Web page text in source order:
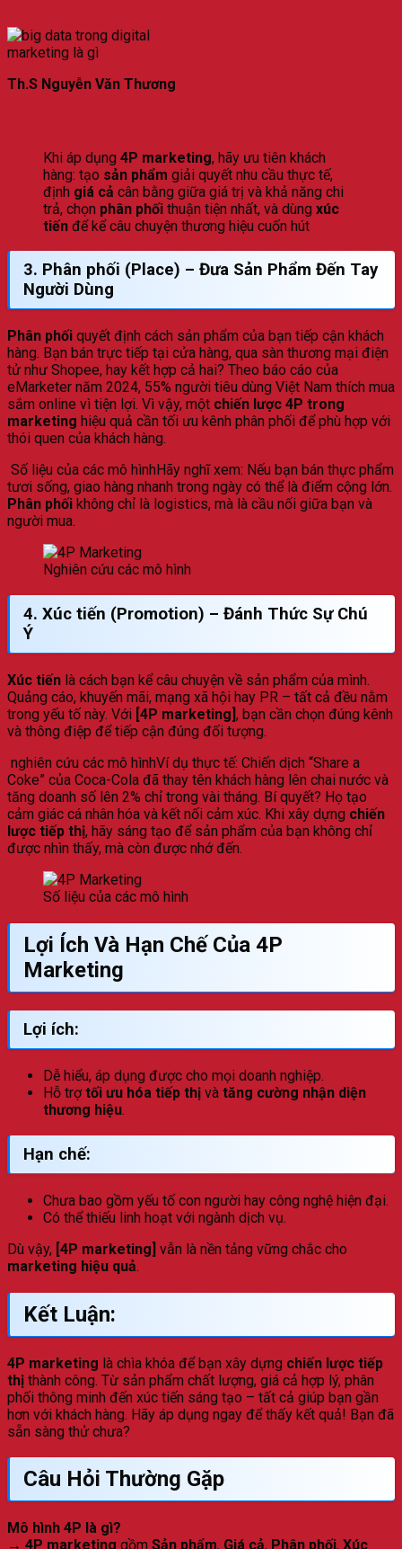
Th.S Nguyễn Văn Thương
Khi áp dụng 4P marketing, hãy ưu tiên khách
hàng: tạo sản phẩm giải quyết nhu cầu thực tế,
định giá cả cân bằng giữa giá trị và khả năng chi
trả, chọn phân phối thuận tiện nhất, và dùng xúc
tiến để kể câu chuyện thương hiệu cuốn hút
3. Phân phối (Place) – Đưa Sản Phẩm Đến Tay
Người Dùng
Phân phối quyết định cách sản phẩm của bạn tiếp cận khách
hàng. Bạn bán trực tiếp tại cửa hàng, qua sàn thương mại điện
tử như Shopee, hay kết hợp cả hai? Theo báo cáo của
eMarketer năm 2024, 55% người tiêu dùng Việt Nam thích mua
sắm online vì tiện lợi. Vì vậy, một chiến lược 4P trong
marketing hiệu quả cần tối ưu kênh phân phối để phù hợp với
thói quen của khách hàng.
Số liệu của các mô hìnhHãy nghĩ xem: Nếu bạn bán thực phẩm
tươi sống, giao hàng nhanh trong ngày có thể là điểm cộng lớn.
Phân phối không chỉ là logistics, mà là cầu nối giữa bạn và
người mua.
Nghiên cứu các mô hình
4. Xúc tiến (Promotion) – Đánh Thức Sự Chú
Ý
Xúc tiến là cách bạn kể câu chuyện về sản phẩm của mình.
Quảng cáo, khuyến mãi, mạng xã hội hay PR – tất cả đều nằm
trong yếu tố này. Với [4P marketing], bạn cần chọn đúng kênh
và thông điệp để tiếp cận đúng đối tượng.
nghiên cứu các mô hìnhVí dụ thực tế: Chiến dịch “Share a
Coke” của Coca-Cola đã thay tên khách hàng lên chai nước và
tăng doanh số lên 2% chỉ trong vài tháng. Bí quyết? Họ tạo
cảm giác cá nhân hóa và kết nối cảm xúc. Khi xây dựng chiến
lược tiếp thị, hãy sáng tạo để sản phẩm của bạn không chỉ
được nhìn thấy, mà còn được nhớ đến.
Số liệu của các mô hình
Lợi Ích Và Hạn Chế Của 4P
Marketing
Lợi ích:
Dễ hiểu, áp dụng được cho mọi doanh nghiệp.
Hỗ trợtối ưu hóa tiếp thị và tăng cường nhận diện
thương hiệu.
Hạn chế:
Chưa bao gồm yếu tố con người hay công nghệ hiện đại.
Có thể thiếu linh hoạt với ngành dịch vụ.
Dù vậy, [4P marketing] vẫn là nền tảng vững chắc cho
marketing hiệu quả.
Kết Luận:
4P marketing là chìa khóa để bạn xây dựng chiến lược tiếp
thị thành công. Từ sản phẩm chất lượng, giá cả hợp lý, phân
phối thông minh đến xúc tiến sáng tạo – tất cả giúp bạn gần
hơn với khách hàng. Hãy áp dụng ngay để thấy kết quả! Bạn đã
sẵn sàng thử chưa?
Câu Hỏi Thường Gặp
Mô hình 4P là gì?
→ 4P marketing gồm Sản phẩm, Giá cả, Phân phối, Xúc